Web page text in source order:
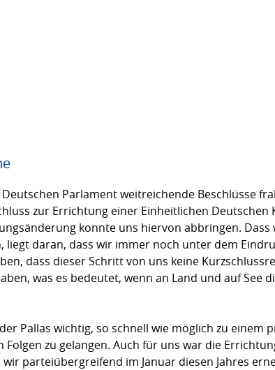
Parlament weitreichende Beschlüsse
zur Errichtung einer Einheitlichen Deutschen
konnte uns hiervon abbringen.
daran, dass wir immer noch unter dem
dass dieser Schritt von uns keine
was es bedeutet, wenn an Land und auf See
Pallas wichtig, so schnell wie möglich zu
zu gelangen. Auch für uns war die
parteiübergreifend im Januar diesen Jahres